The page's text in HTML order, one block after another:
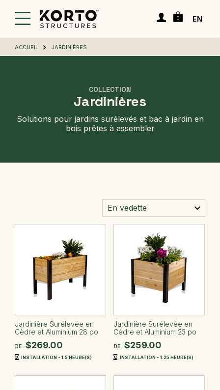
Connexion
Panier
0 EN
ACCUEIL JARDINIÈRES
COLLECTION
Jardinières
Solutions pour jardins surélevés et bac à jardin en
bois prêtes à assembler
Jardinière Surélevée en
Cèdre et Aluminium 28 po
DE $269.00
INSTALLATION - 1.5 HEURE(S)
Jardinière Surélevée en
Cèdre et Aluminium 23 po
DE $259.00
INSTALLATION - 1.25 HEURE(S)